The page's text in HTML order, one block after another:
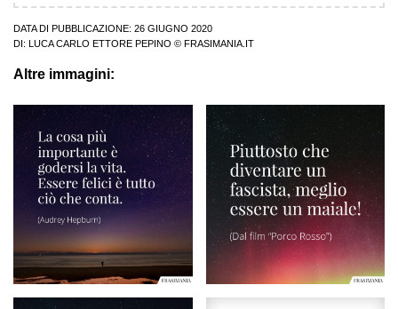
DATA DI PUBBLICAZIONE: 26 GIUGNO 2020
DI:
LUCA CARLO ETTORE PEPINO © FRASIMANIA.IT
Altre immagini: